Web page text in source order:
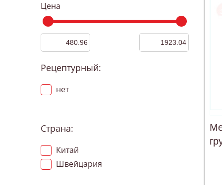
Цена
Рецептурный:
нет
Страна:
Китай
Швейцария